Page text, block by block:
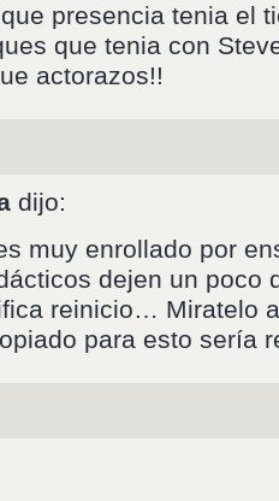
presencia tenia el
que tenia con
actorazos!!
dijo:
muy enrollado por
dejen un poco
reinicio… Miratelo
para esto sería